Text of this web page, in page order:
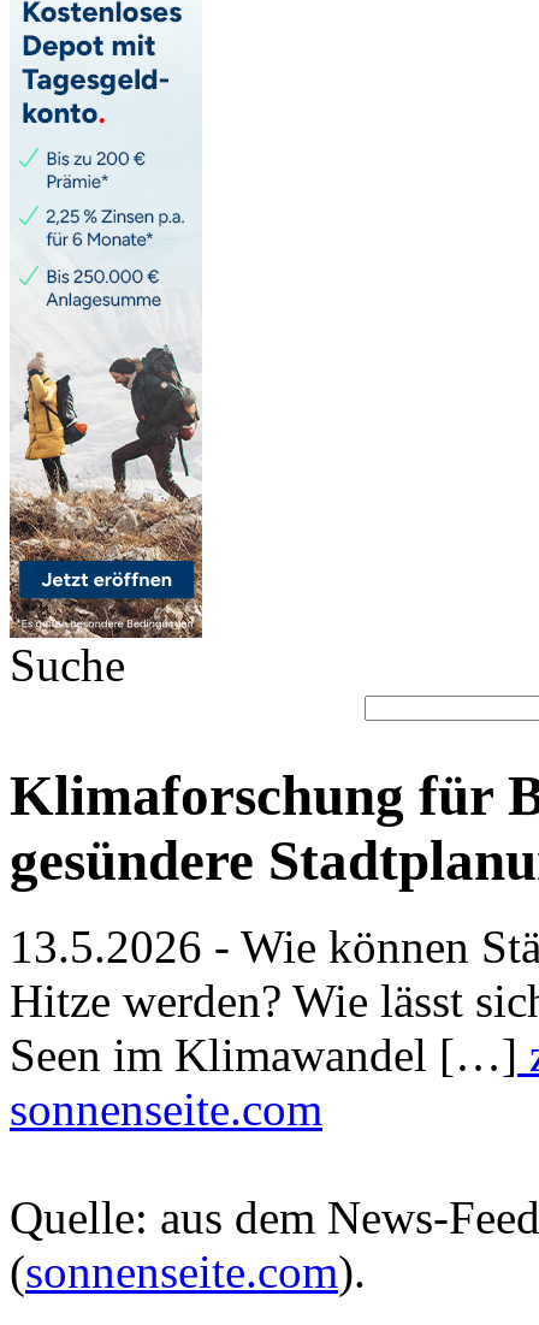
Suche
Klimaforschung für
gesündere
13.5.2026 - Wie können
Hitze werden? Wie lässt
Seen im Klimawandel […]
sonnenseite.com
Quelle: aus dem News-
(sonnenseite.com).